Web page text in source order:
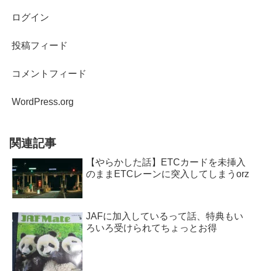
ログイン
投稿フィード
コメントフィード
WordPress.org
関連記事
【やらかした話】ETCカードを未挿入
のままETCレーンに突入してしまうorz
JAFに加入しているって話、特典もい
ろいろ受けられてちょっとお得